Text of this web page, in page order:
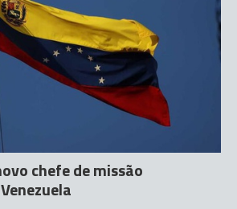
chefe de missão